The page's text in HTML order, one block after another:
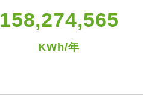
158,274,565
KWh/年